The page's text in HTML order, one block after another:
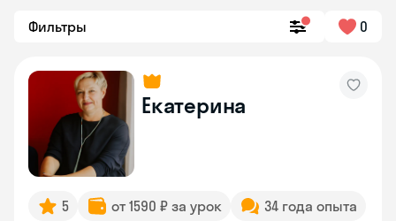
Фильтры 0
Екатерина
5 от 1590 ₽ за урок
34 года опыта